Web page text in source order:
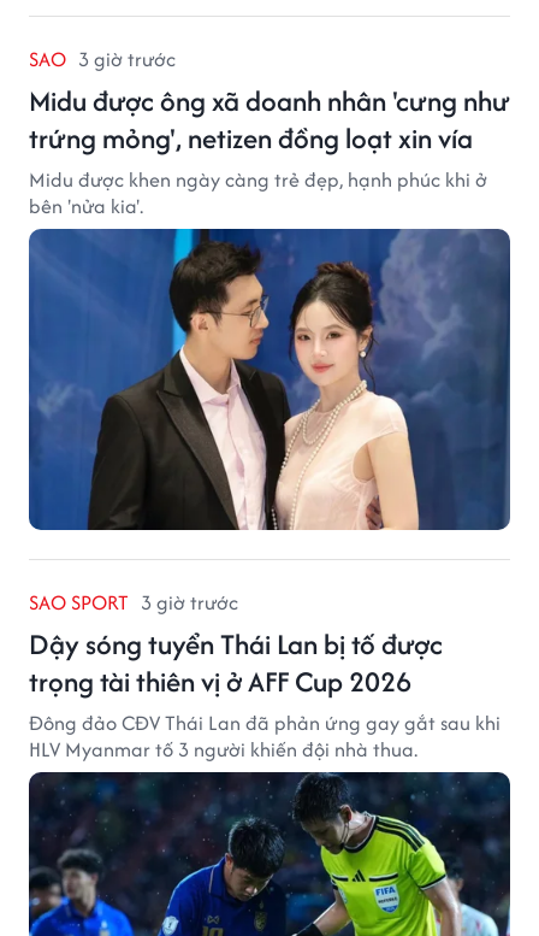
SAO 3 giờ trước
Midu được ông xã doanh nhân 'cưng như
trứng mỏng', netizen đồng loạt xin vía
Midu được khen ngày càng trẻ đẹp, hạnh phúc khi ở
bên 'nửa kia'.
SAO SPORT 3 giờ trước
Dậy sóng tuyển Thái Lan bị tố được
trọng tài thiên vị ở AFF Cup 2026
Đông đảo CĐV Thái Lan đã phản ứng gay gắt sau khi
HLV Myanmar tố 3 người khiến đội nhà thua.